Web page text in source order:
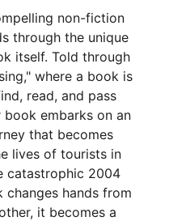
non-fiction
through the unique
itself. Told through
where a book is
read, and pass
embarks on an
that becomes
lives of tourists in
catastrophic 2004
changes hands from
it becomes a